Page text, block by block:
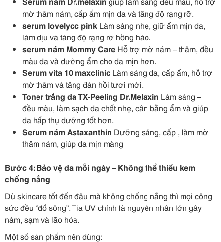
mờ thâm nám, cấp ẩm mịn da và tăng độ rạng rỡ.
serum lovelycc pink Làm sáng nhẹ, giữ ẩm mịn da,
làm dịu và tăng độ rạng rỡ hồng hào.
serum nám Mommy Care Hỗ trợ mờ nám – thâm, đều
màu da và dưỡng ẩm cho da mịn hơn.
Serum vita 10 maxclinic Làm sáng da, cấp ẩm, hỗ trợ
mờ thâm và tăng đàn hồi tươi mới.
Toner trắng da TX-Peeling Dr.Melaxin Làm sáng –
đều màu, làm sạch da chết nhẹ, cân bằng ẩm và giúp
da hấp thụ dưỡng tốt hơn.
Serum nám Astaxanthin Dưỡng sáng, cấp , làm mờ
thâm nám, giúp da mịn màng
Bước 4: Bảo vệ da mỗi ngày – Không thể thiếu kem
chống nắng
Dù skincare tốt đến đâu mà không chống nắng thì mọi công
sức đều “đổ sông”. Tia UV chính là nguyên nhân lớn gây
nám, sạm và lão hóa.
Một số sản phẩm nên dùng: